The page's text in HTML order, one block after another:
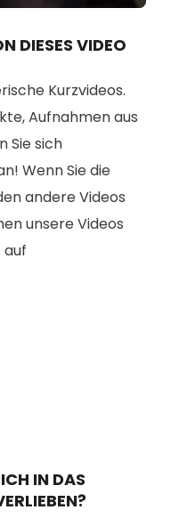
DIESES VIDEO
Kurzvideos.
Aufnahmen aus
Sie sich
Wenn Sie die
andere Videos
unsere Videos
auf
IN DAS